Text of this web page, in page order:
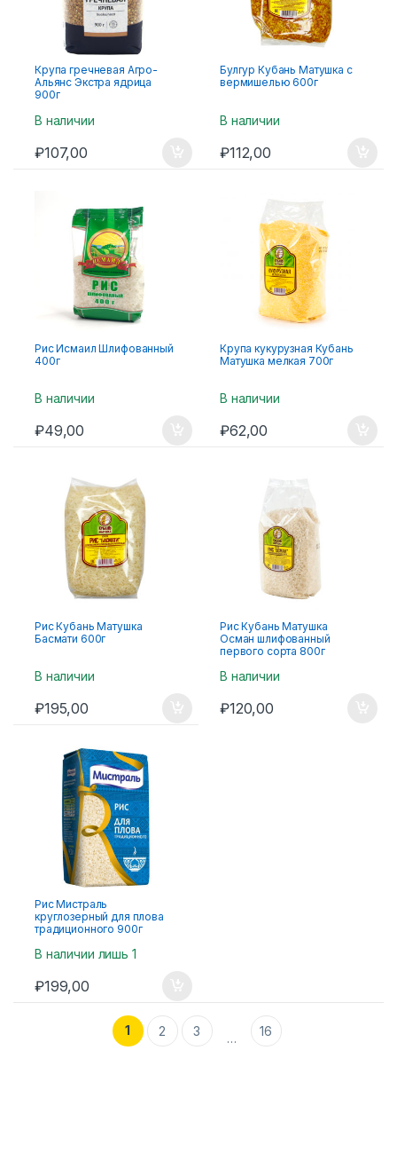
Крупа гречневая Агро-
Альянс Экстра ядрица
900г
В наличии
₽107,00
Булгур Кубань Матушка с
вермишелью 600г
В наличии
₽112,00
Рис Исмаил Шлифованный
400г
В наличии
₽49,00
Крупа кукурузная Кубань
Матушка мелкая 700г
В наличии
₽62,00
Рис Кубань Матушка
Басмати 600г
В наличии
₽195,00
Рис Кубань Матушка
Осман шлифованный
первого сорта 800г
В наличии
₽120,00
Рис Мистраль
круглозерный для плова
традиционного 900г
В наличии лишь 1
₽199,00
1 2 3 … 16